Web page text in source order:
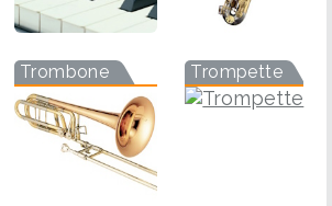
Trombone Trompette